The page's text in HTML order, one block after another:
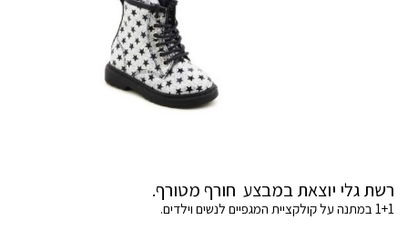
רשת גלי יוצאת במבצע חורף מטורף.
1+1 במתנה על קולקציית המגפיים לנשים וילדים.